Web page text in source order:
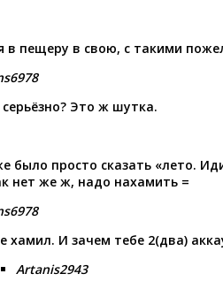
в пещеру в свою, с такими
Это ж шутка.
было просто сказать «лето.
нет же ж, надо нахамить =
хамил. И зачем тебе 2(два)
Artanis2943